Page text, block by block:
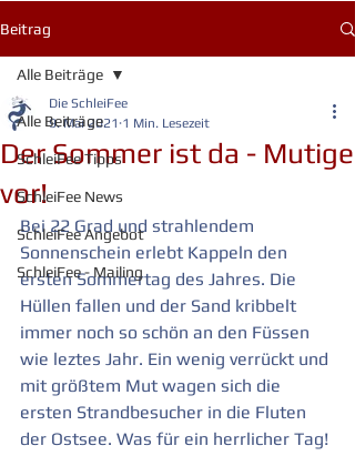
Beitrag
Alle Beiträge
SchleiFee Tipps
SchleiFee News
SchleiFee Angebot
SchleiFee - Mailing
Alle Beiträge
Der Sommer ist da - Mutige
vor!
Die SchleiFee
9. Mai 2021 1 Min. Lesezeit
Bei 22 Grad und strahlendem
Sonnenschein erlebt Kappeln den
ersten Sommertag des Jahres. Die
Hüllen fallen und der Sand kribbelt
immer noch so schön an den Füssen
wie leztes Jahr. Ein wenig verrückt und
mit größtem Mut wagen sich die
ersten Strandbesucher in die Fluten
der Ostsee. Was für ein herrlicher Tag!